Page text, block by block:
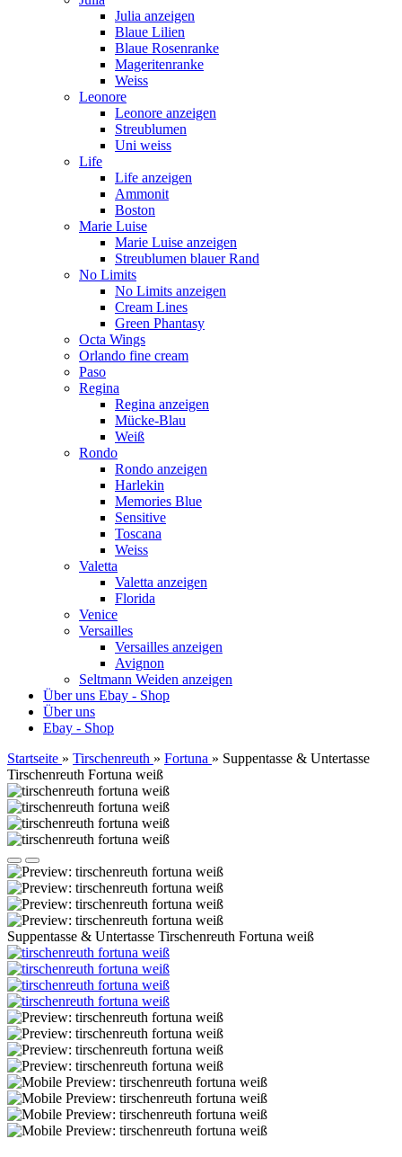
Julia anzeigen
Blaue Lilien
Blaue Rosenranke
Mageritenranke
Weiss
Leonore
Leonore anzeigen
Streublumen
Uni weiss
Life
Life anzeigen
Ammonit
Boston
Marie Luise
Marie Luise anzeigen
Streublumen blauer Rand
No Limits
No Limits anzeigen
Cream Lines
Green Phantasy
Octa Wings
Orlando fine cream
Paso
Regina
Regina anzeigen
Mücke-Blau
Weiß
Rondo
Rondo anzeigen
Harlekin
Memories Blue
Sensitive
Toscana
Weiss
Valetta
Valetta anzeigen
Florida
Venice
Versailles
Versailles anzeigen
Avignon
Seltmann Weiden anzeigen
Über uns Ebay - Shop
Über uns
Ebay - Shop
Startseite » Tirschenreuth » Fortuna » Suppentasse & Untertasse
Tirschenreuth Fortuna weiß
Suppentasse & Untertasse Tirschenreuth Fortuna weiß